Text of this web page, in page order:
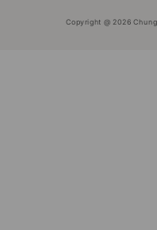
Copyright @ 2026